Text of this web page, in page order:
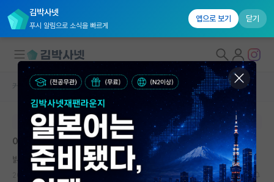
김박사넷
푸시 알림으로 소식을 빠르게
앱으로 보기 닫기
대학원생 모집
국내대학원 정보
연구실&오픈랩
커뮤니티
커뮤니티 홈 자유 게시판(아무개랩)
본문이 수정되지 않는 박제글입니다.
이런 상황일 때 누가 1저자가 되는거 일까요?
밝은 카를 가우스
2023.03.11